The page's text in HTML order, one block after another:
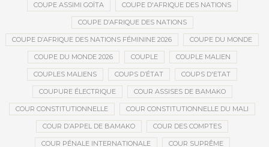
COUPE ASSIMI GOÏTA COUPE D'AFRIQUE DES NATIONS
COUPE D’AFRIQUE DES NATIONS
COUPE D’AFRIQUE DES NATIONS FÉMININE 2026 COUPE DU MONDE
COUPE DU MONDE 2026 COUPLE COUPLE MALIEN
COUPLES MALIENS COUPS D’ÉTAT COUPS D'ETAT
COUPURE ÉLECTRIQUE COUR ASSISES DE BAMAKO
COUR CONSTITUTIONNELLE COUR CONSTITUTIONNELLE DU MALI
COUR D’APPEL DE BAMAKO COUR DES COMPTES
COUR PÉNALE INTERNATIONALE COUR SUPRÊME